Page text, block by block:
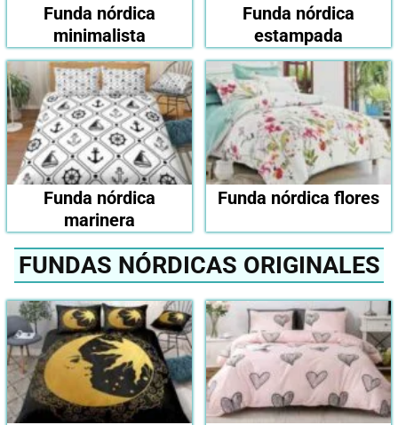
Funda nórdica
minimalista
Funda nórdica
estampada
Funda nórdica
marinera
Funda nórdica flores
FUNDAS NÓRDICAS ORIGINALES